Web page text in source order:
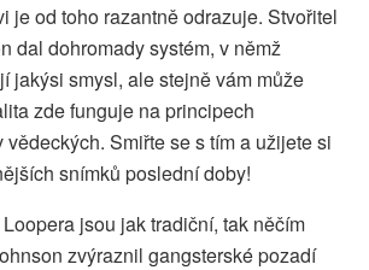
je od toho razantně odrazuje. Stvořitel
dal dohromady systém, v němž
jakýsi smysl, ale stejně vám může
zde funguje na principech
Smiřte se s tím a užijete si
snímků poslední doby!
jsou jak tradiční, tak něčím
zvýraznil gangsterské pozadí